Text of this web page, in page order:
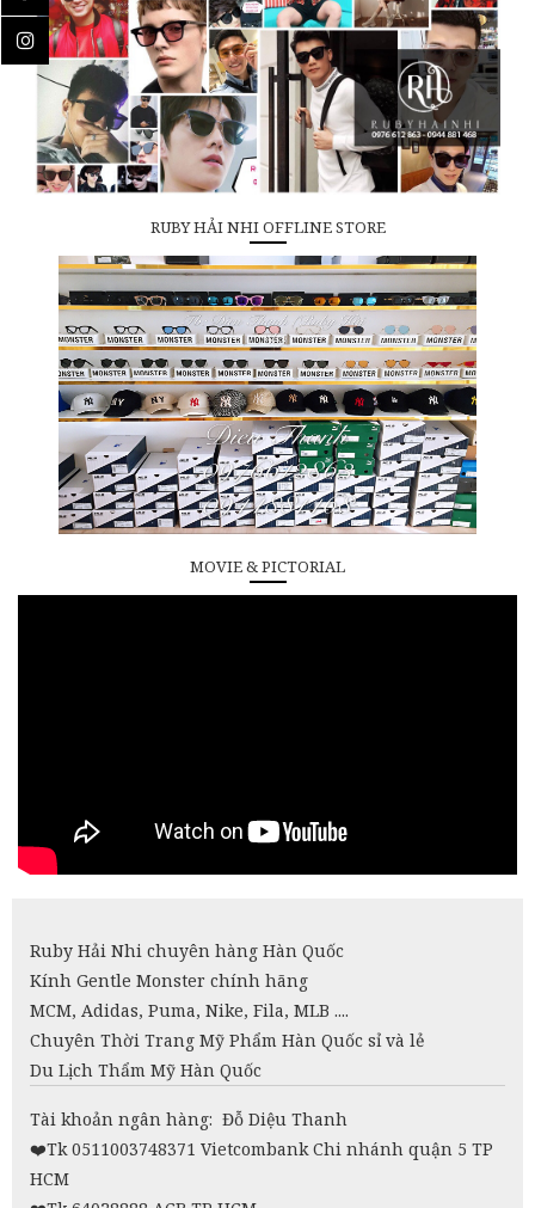
RUBY HẢI NHI OFFLINE STORE
MOVIE & PICTORIAL
Ruby Hải Nhi chuyên hàng Hàn Quốc
Kính Gentle Monster chính hãng
MCM, Adidas, Puma, Nike, Fila, MLB ....
Chuyên Thời Trang Mỹ Phẩm Hàn Quốc sỉ và lẻ
Du Lịch Thẩm Mỹ Hàn Quốc
Tài khoản ngân hàng: Đỗ Diệu Thanh
❤️Tk 0511003748371 Vietcombank Chi nhánh quận 5 TP
HCM